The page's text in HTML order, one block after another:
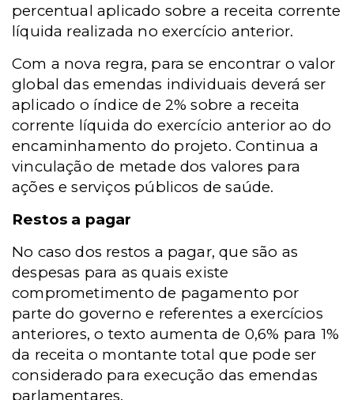
percentual aplicado sobre a receita corrente
líquida realizada no exercício anterior.
Com a nova regra, para se encontrar o valor
global das emendas individuais deverá ser
aplicado o índice de 2% sobre a receita
corrente líquida do exercício anterior ao do
encaminhamento do projeto. Continua a
vinculação de metade dos valores para
ações e serviços públicos de saúde.
Restos a pagar
No caso dos restos a pagar, que são as
despesas para as quais existe
comprometimento de pagamento por
parte do governo e referentes a exercícios
anteriores, o texto aumenta de 0,6% para 1%
da receita o montante total que pode ser
considerado para execução das emendas
parlamentares.